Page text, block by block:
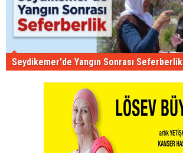
Seydikemer'de Yangın Sonrası Seferberlik